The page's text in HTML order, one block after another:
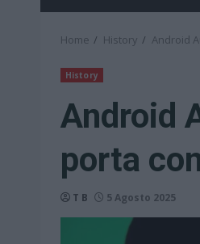
Home History Android
History
Android
porta
T B 5 Agosto 2025